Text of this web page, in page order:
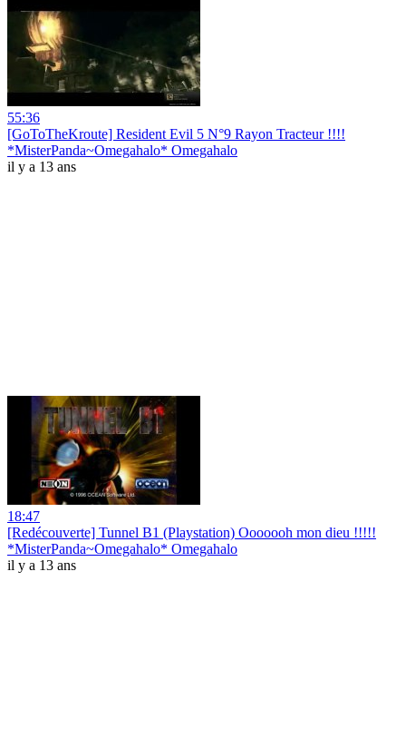
55:36
[GoToTheKroute] Resident Evil 5 N°9 Rayon Tracteur !!!!
*MisterPanda~Omegahalo* Omegahalo
il y a 13 ans
18:47
[Redécouverte] Tunnel B1 (Playstation) Ooooooh mon dieu !!!!!
*MisterPanda~Omegahalo* Omegahalo
il y a 13 ans